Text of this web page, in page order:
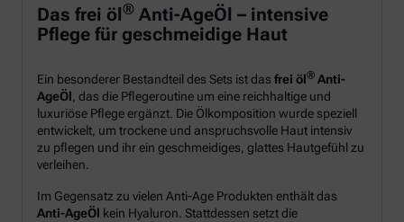
Das frei öl® Anti-AgeÖl – intensive
Pflege für geschmeidige Haut
Ein besonderer Bestandteil des Sets ist das frei öl® Anti-
AgeÖl, das die Pflegeroutine um eine reichhaltige und
luxuriöse Pflege ergänzt. Die Ölkomposition wurde speziell
entwickelt, um trockene und anspruchsvolle Haut intensiv
zu pflegen und ihr ein geschmeidiges, glattes Hautgefühl zu
verleihen.
Im Gegensatz zu vielen Anti-Age Produkten enthält das
Anti-AgeÖl kein Hyaluron. Stattdessen setzt die